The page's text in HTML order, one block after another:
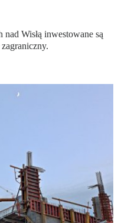
Wisłą inwestowane są